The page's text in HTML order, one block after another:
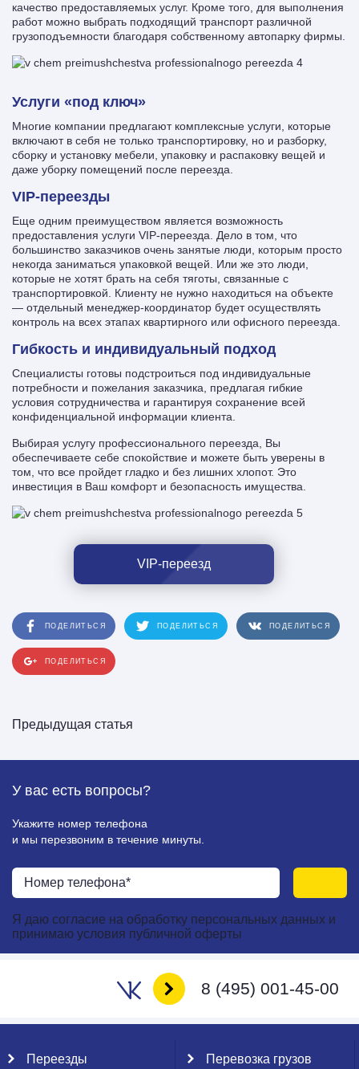
качество предоставляемых услуг. Кроме того, для выполнения
работ можно выбрать подходящий транспорт различной
грузоподъемности благодаря собственному автопарку фирмы.
Услуги «под ключ»
Многие компании предлагают комплексные услуги, которые
включают в себя не только транспортировку, но и разборку,
сборку и установку мебели, упаковку и распаковку вещей и
даже уборку помещений после переезда.
VIP-переезды
Еще одним преимуществом является возможность
предоставления услуги VIP-переезда. Дело в том, что
большинство заказчиков очень занятые люди, которым просто
некогда заниматься упаковкой вещей. Или же это люди,
которые не хотят брать на себя тяготы, связанные с
транспортировкой. Клиенту не нужно находиться на объекте
— отдельный менеджер-координатор будет осуществлять
контроль на всех этапах квартирного или офисного переезда.
Гибкость и индивидуальный подход
Специалисты готовы подстроиться под индивидуальные
потребности и пожелания заказчика, предлагая гибкие
условия сотрудничества и гарантируя сохранение всей
конфиденциальной информации клиента.
Выбирая услугу профессионального переезда, Вы
обеспечиваете себе спокойствие и можете быть уверены в
том, что все пройдет гладко и без лишних хлопот. Это
инвестиция в Ваш комфорт и безопасность имущества.
VIP-переезд
ПОДЕЛИТЬСЯ ПОДЕЛИТЬСЯ ПОДЕЛИТЬСЯ
ПОДЕЛИТЬСЯ
Предыдущая статья
У вас есть вопросы?
Укажите номер телефона
и мы перезвоним в течение минуты.
Я даю согласие на обработку персональных данных и
принимаю условия публичной оферты
8 (495) 001-45-00
Переезды Перевозка грузов